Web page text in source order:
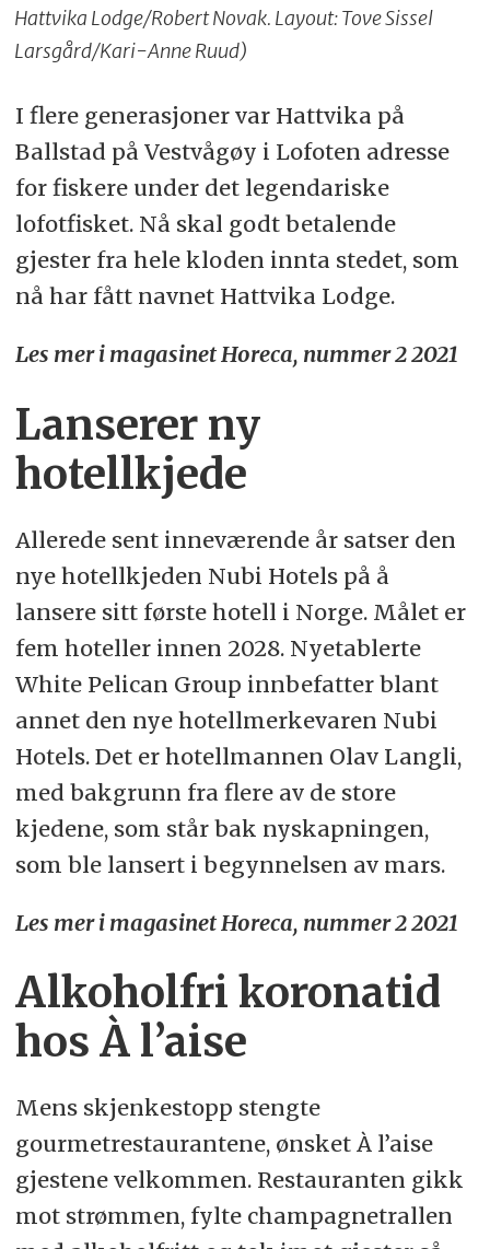
Hattvika Lodge/Robert Novak. Layout: Tove Sissel
Larsgård/Kari-Anne Ruud)
I flere generasjoner var Hattvika på
Ballstad på Vestvågøy i Lofoten adresse
for fiskere under det legendariske
lofotfisket. Nå skal godt betalende
gjester fra hele kloden innta stedet, som
nå har fått navnet Hattvika Lodge.
Les mer i magasinet Horeca, nummer 2 2021
Lanserer ny
hotellkjede
Allerede sent inneværende år satser den
nye hotellkjeden Nubi Hotels på å
lansere sitt første hotell i Norge. Målet er
fem hoteller innen 2028. Nyetablerte
White Pelican Group innbefatter blant
annet den nye hotellmerkevaren Nubi
Hotels. Det er hotellmannen Olav Langli,
med bakgrunn fra flere av de store
kjedene, som står bak nyskapningen,
som ble lansert i begynnelsen av mars.
Les mer i magasinet Horeca, nummer 2 2021
Alkoholfri koronatid
hos À l’aise
Mens skjenkestopp stengte
gourmetrestaurantene, ønsket À l’aise
gjestene velkommen. Restauranten gikk
mot strømmen, fylte champagnetrallen